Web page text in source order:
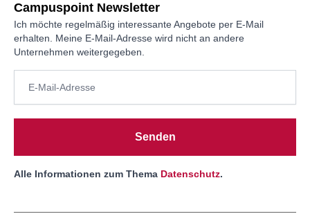
Campuspoint Newsletter
Ich möchte regelmäßig interessante Angebote per E-Mail
erhalten. Meine E-Mail-Adresse wird nicht an andere
Unternehmen weitergegeben.
Senden
Alle Informationen zum Thema Datenschutz.